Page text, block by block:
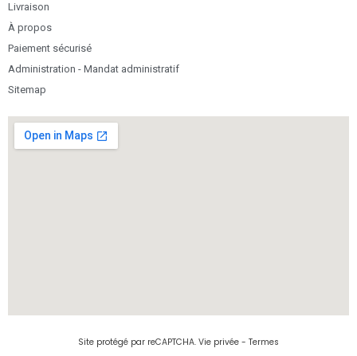
Livraison
À propos
Paiement sécurisé
Administration - Mandat administratif
Sitemap
Site protégé par reCAPTCHA. Vie privée - Termes